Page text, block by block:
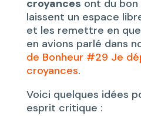
croyances ont du bon
laissent un espace
et les remettre en
en avions parlé dans
de Bonheur #29 Je
croyances.
Voici quelques idées
esprit critique :